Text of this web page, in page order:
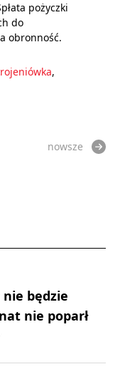
pożyczki
do
obronność.
,
nowsze
będzie
nie poparł